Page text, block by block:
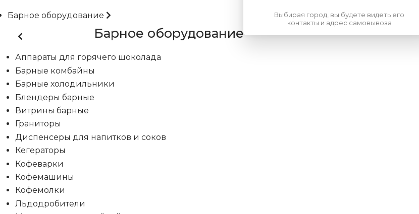
Барное оборудование
Барное оборудование
Аппараты для горячего шоколада
Барные комбайны
Барные холодильники
Блендеры барные
Витрины барные
Граниторы
Диспенсеры для напитков и соков
Кегераторы
Кофеварки
Кофемашины
Кофемолки
Льдодробители
Выбирая город, вы будете видеть его
контакты и адрес самовывоза